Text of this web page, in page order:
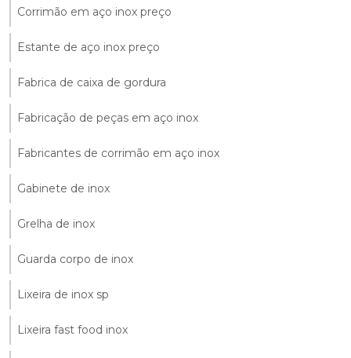
Corrimão em aço inox preço
Estante de aço inox preço
Fabrica de caixa de gordura
Fabricação de peças em aço inox
Fabricantes de corrimão em aço inox
Gabinete de inox
Grelha de inox
Guarda corpo de inox
Lixeira de inox sp
Lixeira fast food inox